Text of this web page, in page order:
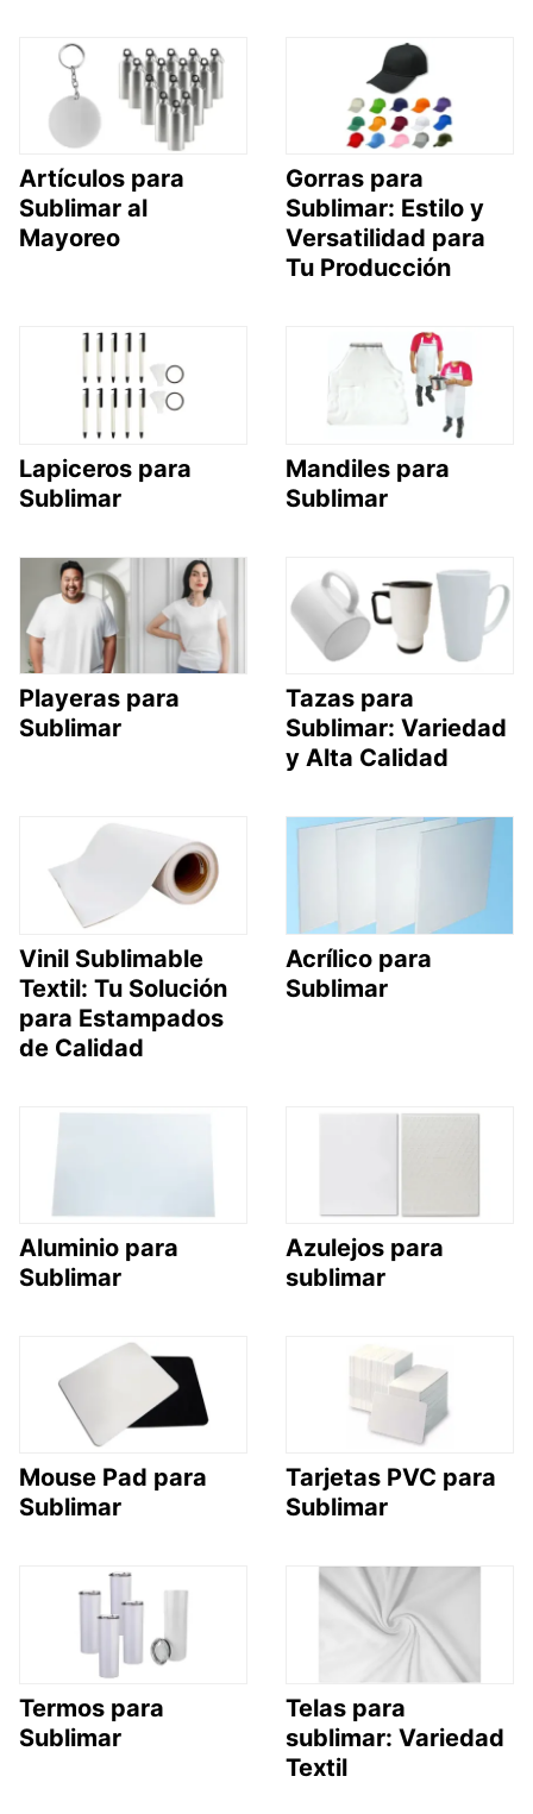
Artículos para
Sublimar al
Mayoreo
Gorras para
Sublimar: Estilo y
Versatilidad para
Tu Producción
Lapiceros para
Sublimar
Mandiles para
Sublimar
Playeras para
Sublimar
Tazas para
Sublimar: Variedad
y Alta Calidad
Vinil Sublimable
Textil: Tu Solución
para Estampados
de Calidad
Acrílico para
Sublimar
Aluminio para
Sublimar
Azulejos para
sublimar
Mouse Pad para
Sublimar
Tarjetas PVC para
Sublimar
Termos para
Sublimar
Telas para
sublimar: Variedad
Textil